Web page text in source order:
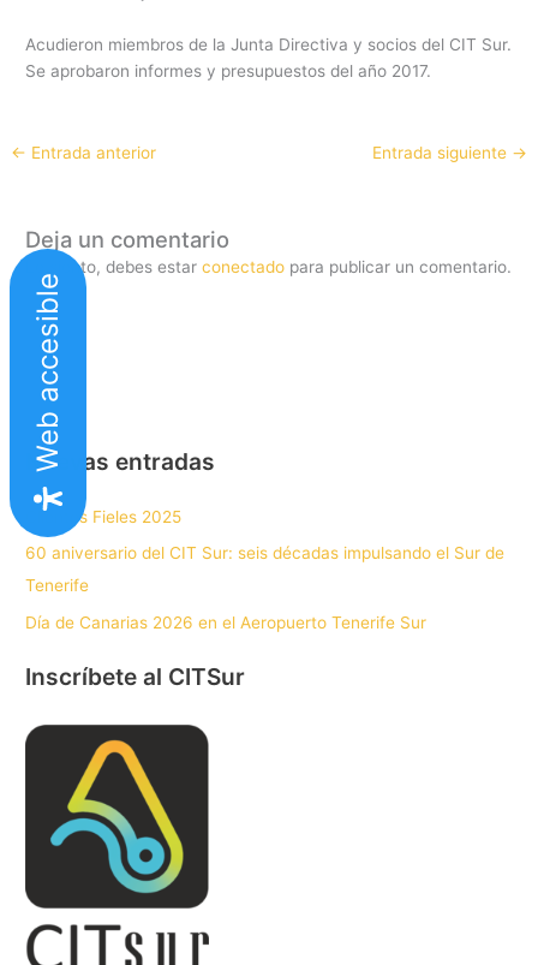
Acudieron miembros de la Junta Directiva y socios del CIT Sur.
Se aprobaron informes y presupuestos del año 2017.
← Entrada anterior Entrada siguiente →
Deja un comentario
Lo siento, debes estarconectado para publicar un comentario.
Nuevas entradas
Clientes Fieles 2025
60 aniversario del CIT Sur: seis décadas impulsando el Sur de
Tenerife
Día de Canarias 2026 en el Aeropuerto Tenerife Sur
Inscríbete al CITSur
Web accesible